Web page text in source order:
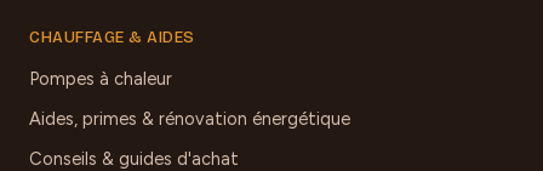
CHAUFFAGE & AIDES
Pompes à chaleur
Aides, primes & rénovation énergétique
Conseils & guides d'achat